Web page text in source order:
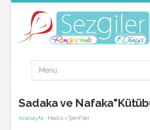
Sadaka ve
Anasayfa Hadis-i Şerif'ler